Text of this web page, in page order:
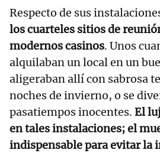
Respecto de sus
los cuarteles sitios de
modernos casinos. Unos
alquilaban un local en un
aligeraban allí con sabrosa
noches de invierno, o se
pasatiempos inocentes. El
en tales instalaciones; el
indispensable para evitar la